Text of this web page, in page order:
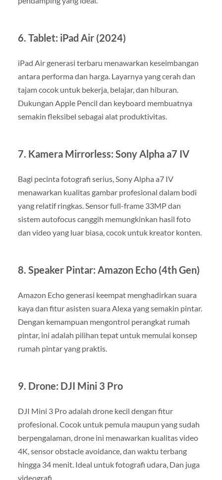
6. Tablet: iPad Air (2024)
iPad Air generasi terbaru menawarkan keseimbangan
antara performa dan harga. Layarnya yang cerah dan
tajam cocok untuk bekerja, belajar, dan hiburan.
Dukungan Apple Pencil dan keyboard membuatnya
semakin fleksibel sebagai alat produktivitas.
7. Kamera Mirrorless: Sony Alpha a7 IV
Bagi pecinta fotografi serius, Sony Alpha a7 IV
menawarkan kualitas gambar profesional dalam bodi
yang relatif ringkas. Sensor full-frame 33MP dan
sistem autofocus canggih memungkinkan hasil foto
dan video yang luar biasa, cocok untuk kreator konten.
8. Speaker Pintar: Amazon Echo (4th Gen)
Amazon Echo generasi keempat menghadirkan suara
kaya dan fitur asisten suara Alexa yang semakin pintar.
Dengan kemampuan mengontrol perangkat rumah
pintar, ini adalah pilihan tepat untuk memulai konsep
rumah pintar yang praktis.
9. Drone: DJI Mini 3 Pro
DJI Mini 3 Pro adalah drone kecil dengan fitur
profesional. Cocok untuk pemula maupun yang sudah
berpengalaman, drone ini menawarkan kualitas video
4K, sensor obstacle avoidance, dan waktu terbang
hingga 34 menit. Ideal untuk fotografi udara, Dan juga
videografi.